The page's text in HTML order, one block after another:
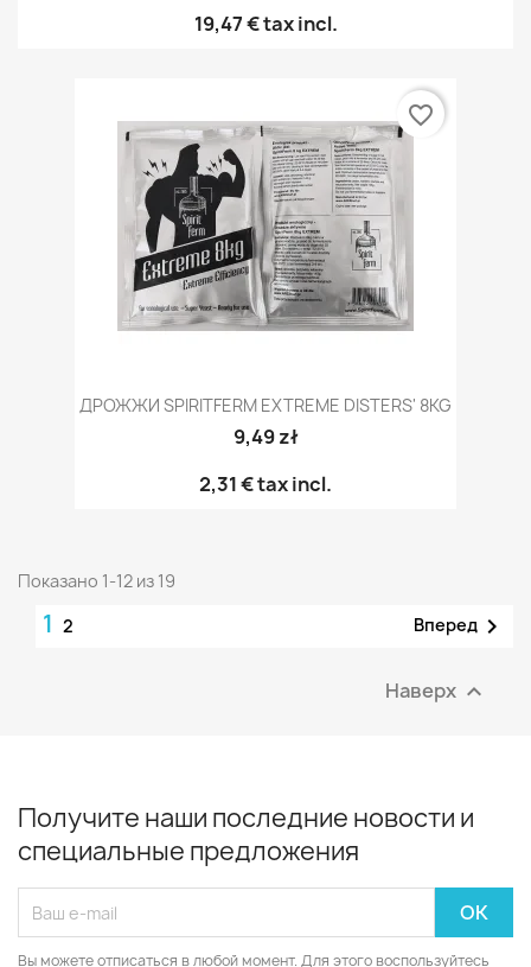
19,47 €tax incl.
ДРОЖЖИ SPIRITFERM EXTREME DISTERS' 8KG
9,49 zł
2,31 €tax incl.
favorite_border
Показано 1-12 из 19
1 2 Вперед 
Наверх 
Получите наши последние новости и
специальные предложения
Вы можете отписаться в любой момент. Для этого воспользуйтесь